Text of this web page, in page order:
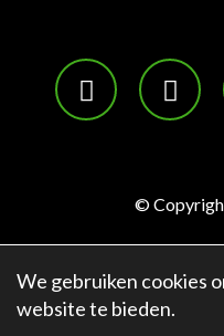
©
Sitemap
We gebruiken cookies
website te bieden.